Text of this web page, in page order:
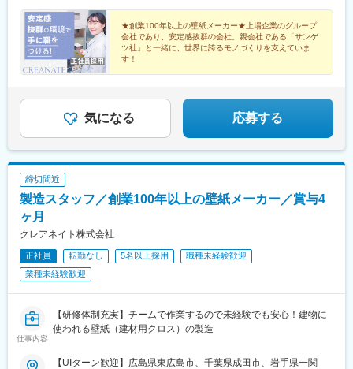
ア・米州・欧州の世界四極体制によるグローバルネットワークを
構築しています。製品・技術・サービスに関する様々な要望にス
ピーディに対応する、徹底した顧客指向の活動が、同社の信頼性
を支えています。
ノ関駅」より車で10分※車・バイク通勤可
★創業100年以上の壁紙メーカー★上場企業のグループ
会社であり、安定感抜群の会社。親会社である「サンゲ
ツ社」と一緒に、世界に誇るモノづくりを支えていま
す！
気になる 応募する
締切間近
製造スタッフ／創業100年以上の壁紙メーカー／賞与4
ヶ月
クレアネイト株式会社
正社員 転勤なし 5名以上採用
職種未経験歓迎
業種未経験歓迎
仕事内容
【研修体制充実】チームで作業するので未経験でも安心！建物に
使われる壁紙（建材用クロス）の製造
【UIターン歓迎】広島県東広島市、千葉県成田市、岩手県一関